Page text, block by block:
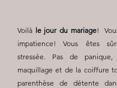
Voilà le jour du mariage!
impatience! Vous êtes
stressée. Pas de
maquillage et de la coiffure
parenthèse de détente